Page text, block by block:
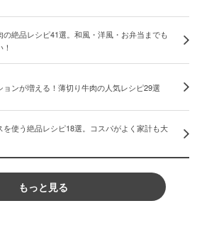
の絶品レシピ41選。和風・洋風・お弁当までも
ョンが増える！薄切り牛肉の人気レシピ29選
を使う絶品レシピ18選。コスパがよく家計も大
もっと見る